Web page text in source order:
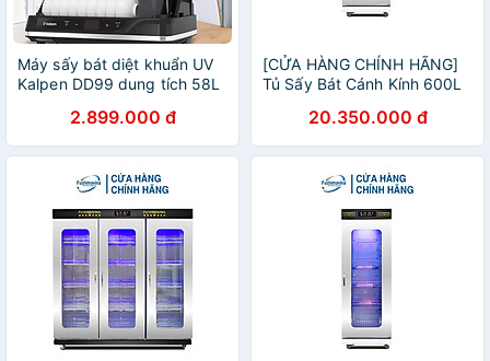
Máy sấy bát diệt khuẩn UV
Kalpen DD99 dung tích 58L
2.899.000 đ
[CỬA HÀNG CHÍNH HÃNG]
Tủ Sấy Bát Cánh Kính 600L
20.350.000 đ